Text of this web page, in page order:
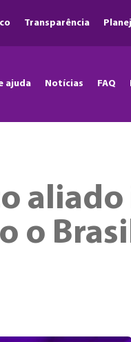
Transparência
ajuda Notícias FAQ
o